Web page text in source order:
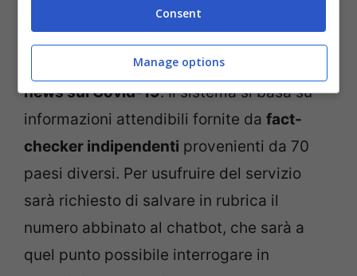
WhatsApp renderà presto disponibile
anche in Italia il servizio dichatbot per
smascherare i messaggi contenenti fake
news sul Covid-19. Il sistema si basa su
informazioni attendibili fornite da fact-
checker indipendenti provenienti da 70
paesi diversi. Per usufruire del servizio
sarà richiesto di salvare in rubrica il
numero abbinato al chatbot, che sarà a
quel punto possibile interrogare in
Consent
Manage options